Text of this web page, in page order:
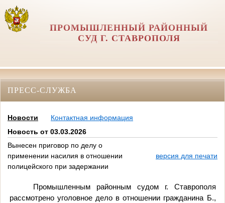
ПРОМЫШЛЕННЫЙ РАЙОННЫЙ
СУД Г. СТАВРОПОЛЯ
ПРЕСС-СЛУЖБА
Новости
Контактная информация
Новость от 03.03.2026
Вынесен приговор по делу о
применении насилия в отношении
полицейского при задержании
версия для печати
Промышленным районным судом г. Ставрополя
рассмотрено уголовное дело в отношении гражданина Б.,